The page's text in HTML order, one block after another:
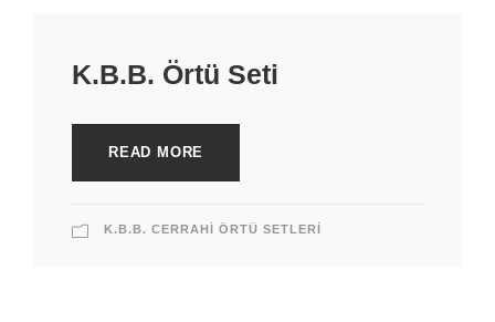
K.B.B. Örtü Seti
READ MORE
K.B.B. CERRAHI ÖRTÜ SETLERI